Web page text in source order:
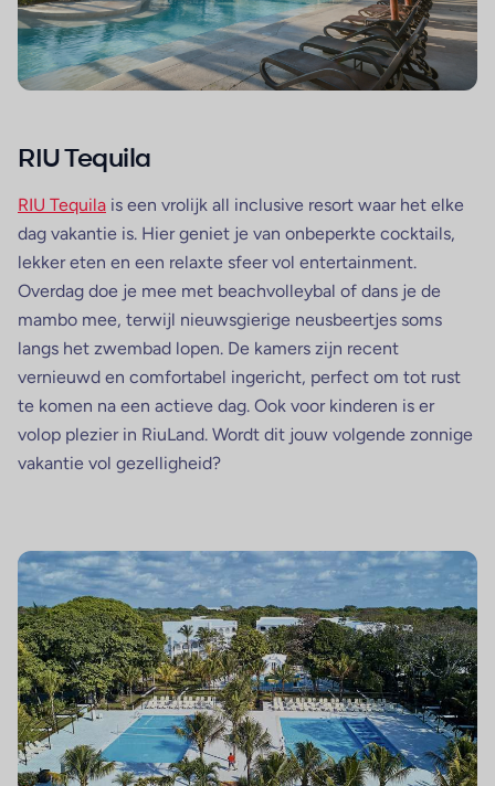
RIU Tequila
RIU Tequila is een vrolijk all inclusive resort waar het elke
dag vakantie is. Hier geniet je van onbeperkte cocktails,
lekker eten en een relaxte sfeer vol entertainment.
Overdag doe je mee met beachvolleybal of dans je de
mambo mee, terwijl nieuwsgierige neusbeertjes soms
langs het zwembad lopen. De kamers zijn recent
vernieuwd en comfortabel ingericht, perfect om tot rust
te komen na een actieve dag. Ook voor kinderen is er
volop plezier in RiuLand. Wordt dit jouw volgende zonnige
vakantie vol gezelligheid?